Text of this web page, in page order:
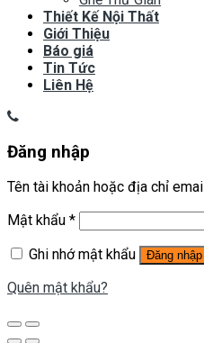
Thiết Kế Nội Thất
Giới Thiệu
Báo giá
Tin Tức
Liên Hệ
Đăng nhập
Tên tài khoản hoặc địa chỉ email
Mật khẩu *
Ghi nhớ mật khẩu
Đăng nhập
Quên mật khẩu?